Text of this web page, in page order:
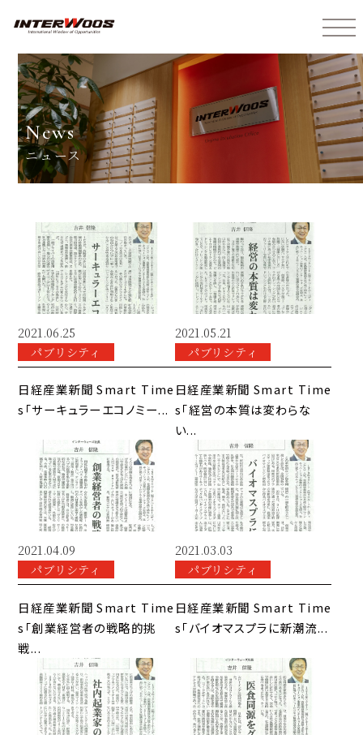
news
ニュース
2021.06.25
パブリシティ
日経産業新聞 Smart Time
s「サーキュラーエコノミー...
2021.05.21
パブリシティ
日経産業新聞 Smart Time
s「経営の本質は変わらな
い...
2021.04.09
パブリシティ
日経産業新聞 Smart Time
s「創業経営者の戦略的挑
戦...
2021.03.03
パブリシティ
日経産業新聞 Smart Time
s「バイオマスプラに新潮流...